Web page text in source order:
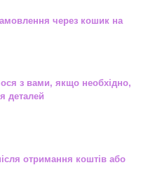
через кошик на
з вами, якщо необхідно,
деталей
отримання коштів або